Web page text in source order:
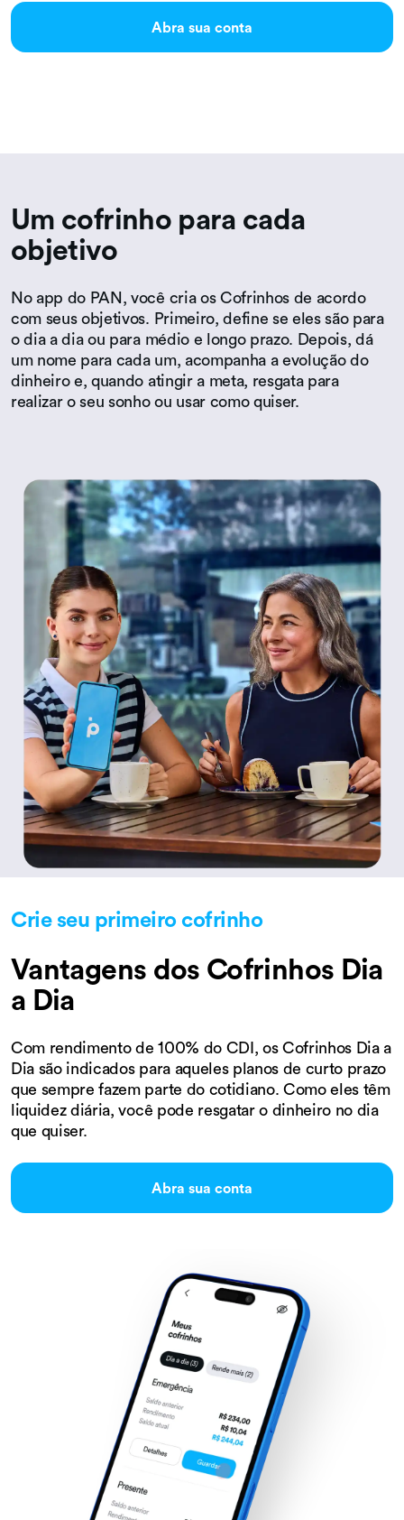
Abra sua conta
Um cofrinho para cada
objetivo
No app do PAN, você cria os Cofrinhos de acordo
com seus objetivos. Primeiro, define se eles são para
o dia a dia ou para médio e longo prazo. Depois, dá
um nome para cada um, acompanha a evolução do
dinheiro e, quando atingir a meta, resgata para
realizar o seu sonho ou usar como quiser.
Crie seu primeiro cofrinho
Vantagens dos Cofrinhos Dia
a Dia
Com rendimento de 100% do CDI, os Cofrinhos Dia a
Dia são indicados para aqueles planos de curto prazo
que sempre fazem parte do cotidiano. Como eles têm
liquidez diária, você pode resgatar o dinheiro no dia
que quiser.
Abra sua conta